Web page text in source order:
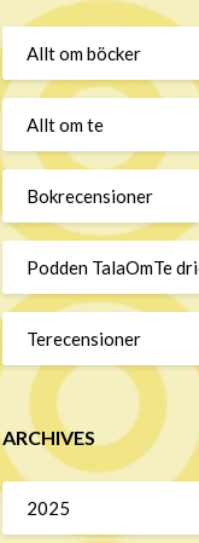
Allt om böcker
Allt om te
Bokrecensioner
Podden TalaOmTe
Terecensioner
ARCHIVES
2025